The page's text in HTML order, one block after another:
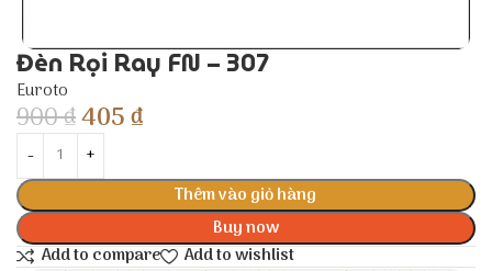
Đèn Rọi Ray FN – 307
Euroto
900₫405₫
Thêm vào giỏ hàng
Buy now
Add to compare
Add to wishlist